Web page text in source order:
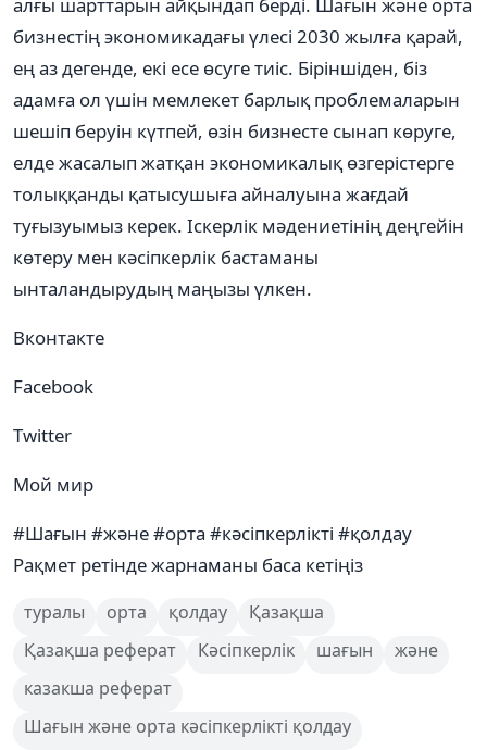
бизнестің экономикадағы үлесі 2030 жылға қарай,
ең аз дегенде, екі есе өсуге тиіс. Біріншіден, біз
адамға ол үшін мемлекет барлық проблемаларын
шешіп беруін күтпей, өзін бизнесте сынап көруге,
елде жасалып жатқан экономикалық өзгерістерге
толыққанды қатысушыға айналуына жағдай
туғызуымыз керек. Іскерлік мəдениетінің деңгейін
көтеру мен кəсіпкерлік бастаманы
ынталандырудың маңызы үлкен.
Вконтакте
Facebook
Twitter
Мой мир
#Шағын #жəне #орта #кəсіпкерлікті #қолдау
Рақмет ретінде жарнаманы баса кетіңіз
туралы орта қолдау
Қазақша
Қазақша реферат
Кәсіпкерлік шағын
жəне
казакша реферат
Шағын жəне орта кəсіпкерлікті қолдау